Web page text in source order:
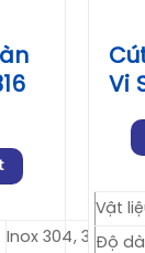
Inox 304, 316
Vi
Vật
Độ